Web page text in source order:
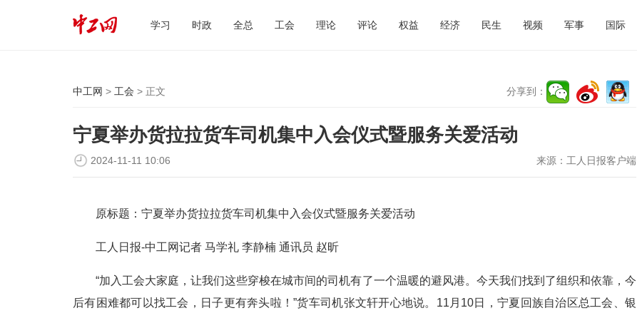
学习 时政 全总 工会 理论 评论 权益 经济 民生 视频 军事 国际
中工网 > 工会 > 正文 分享到：
宁夏举办货拉拉货车司机集中入会仪式暨服务关爱活动
来源： 工人日报客户端
2024-11-11 10:06
原标题：宁夏举办货拉拉货车司机集中入会仪式暨服务关爱活动
工人日报-中工网记者 马学礼 李静楠 通讯员 赵昕
“加入工会大家庭，让我们这些穿梭在城市间的司机有了一个温暖的避风港。今天我们找到了组织和依靠，今
后有困难都可以找工会，日子更有奔头啦！”货车司机张文轩开心地说。11月10日，宁夏回族自治区总工会、银